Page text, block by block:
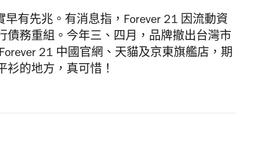
有先兆。有消息指，Forever 21 因流動資
債務重組。今年三、四月，品牌撤出台灣市
21 中國官網、天貓及京東旗艦店，期
衫的地方，真可惜！